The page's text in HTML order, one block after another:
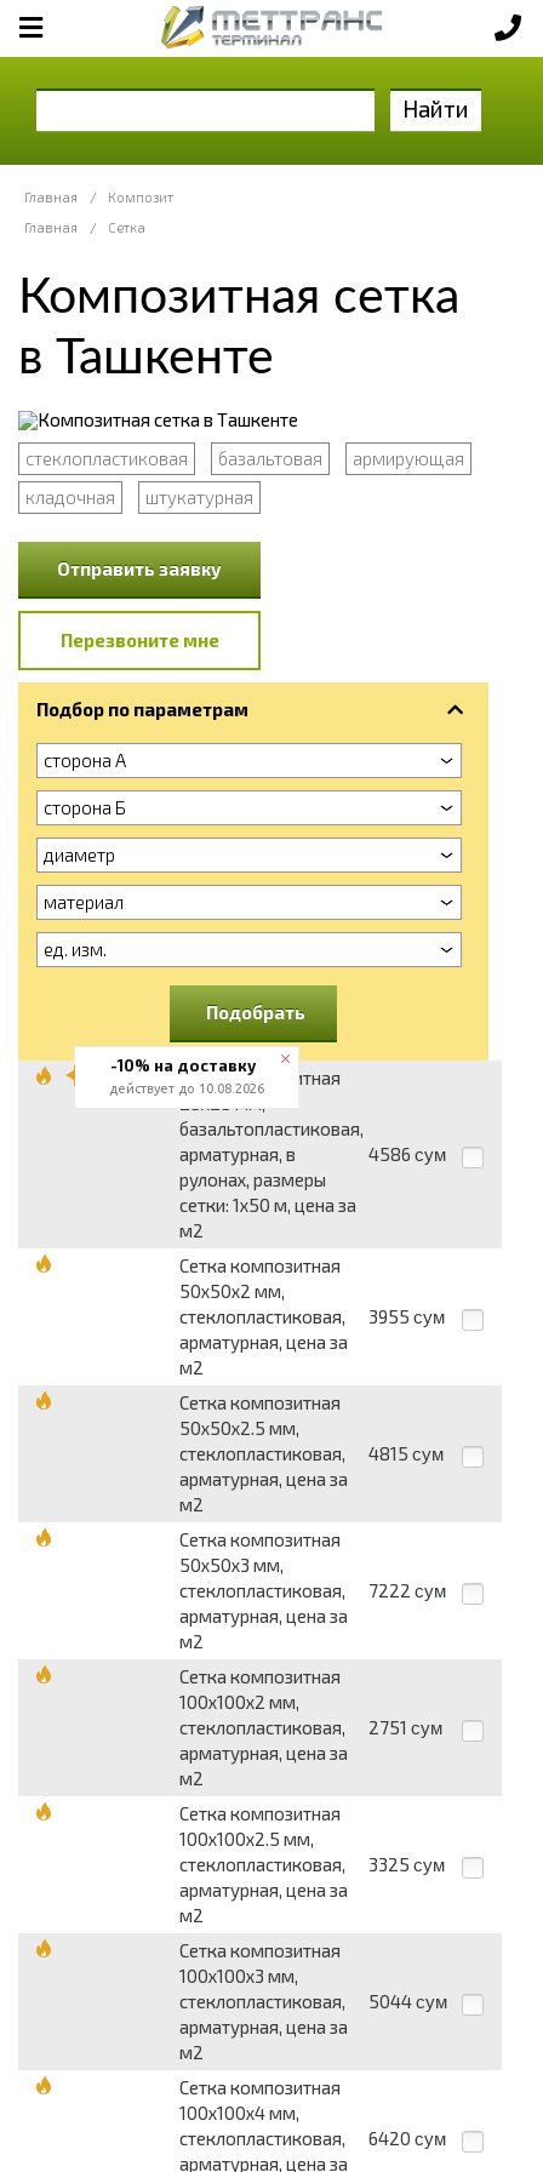
Найти
Главная /
Композит
Главная
/ Сетка
Композитная сетка
в Ташкенте
стеклопластиковая базальтовая
армирующая
кладочная
штукатурная
Отправить заявку
Перезвоните мне
Подбор по параметрам
сторона А
сторона Б
диаметр
материал
ед. изм.
Подобрать
Сетка композитная
25x25 мм,
базальтопластиковая,
арматурная, в
рулонах, размеры
сетки: 1x50 м, цена за
м2
4586 сум
Сетка композитная
50x50x2 мм,
стеклопластиковая,
арматурная, цена за
м2
3955 сум
Сетка композитная
50x50x2.5 мм,
стеклопластиковая,
арматурная, цена за
м2
4815 сум
Сетка композитная
50x50x3 мм,
стеклопластиковая,
арматурная, цена за
м2
7222 сум
Сетка композитная
100x100x2 мм,
стеклопластиковая,
арматурная, цена за
м2
2751 сум
Сетка композитная
100x100x2.5 мм,
стеклопластиковая,
арматурная, цена за
м2
3325 сум
Сетка композитная
100x100x3 мм,
стеклопластиковая,
арматурная, цена за
м2
5044 сум
Сетка композитная
100x100x4 мм,
стеклопластиковая,
арматурная, цена за
6420 сум
-10% на доставку
действует до 10.08.2026